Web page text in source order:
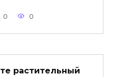
0 0
растительный